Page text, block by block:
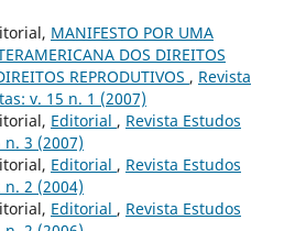
MANIFESTO POR UMA
DOS DIREITOS
REPRODUTIVOS , Revista
v. 15 n. 1 (2007)
Editorial , Revista Estudos
n. 3 (2007)
Editorial , Revista Estudos
n. 2 (2004)
Editorial , Revista Estudos